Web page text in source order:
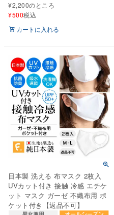
¥2,200のところ
¥500税込
カートに入れる
日本製 洗える 布マスク 2枚入
UVカット付き 接触 冷感 エチケ
ット マスク ガーゼ 不織布用 ポ
ケット付き【返品不可】